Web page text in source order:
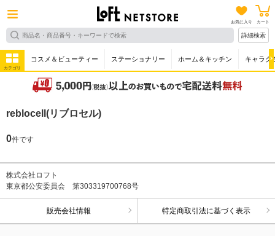
お気に入り カート
詳細検索
カテゴリ
コスメ＆ビューティー ステーショナリー ホーム＆キッチン キャラク
reblocell(リブロセル)
0件です
株式会社ロフト
東京都公安委員会 第303319700768号
販売会社情報 特定商取引法に基づく表示